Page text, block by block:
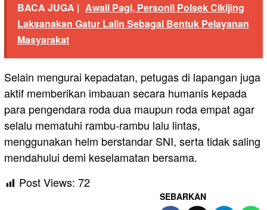
BACA JUGA | Awali Pagi, Personil Polsek Cikijing
Laksanakan Gatur Lalin Sebagai Bentuk Pelayanan
Masyarakat
Selain mengurai kepadatan, petugas di lapangan juga
aktif memberikan imbauan secara humanis kepada
para pengendara roda dua maupun roda empat agar
selalu mematuhi rambu-rambu lalu lintas,
menggunakan helm berstandar SNI, serta tidak saling
mendahului demi keselamatan bersama.
Post Views: 72
SEBARKAN